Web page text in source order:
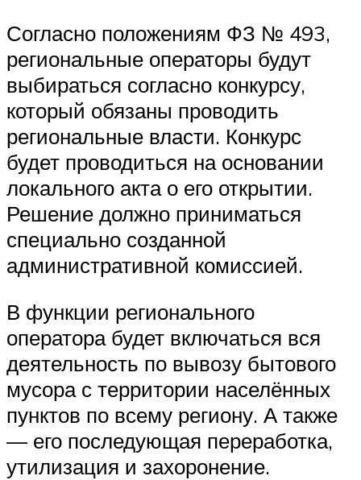
Согласно положениям ФЗ № 493,
региональные операторы будут
выбираться согласно конкурсу,
который обязаны проводить
региональные власти. Конкурс
будет проводиться на основании
локального акта о его открытии.
Решение должно приниматься
специально созданной
административной комиссией.
В функции регионального
оператора будет включаться вся
деятельность по вывозу бытового
мусора с территории населённых
пунктов по всему региону. А также
— его последующая переработка,
утилизация и захоронение.